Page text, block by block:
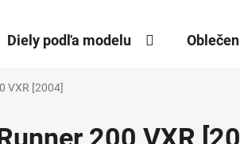
Diely podľa modelu
VXR [2004]
200 VXR